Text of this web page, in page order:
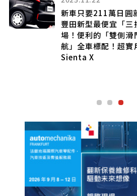
新車只要211萬日圓
豐田新型最便宜「
場！便利的「雙側
航」全車標配！超
Sienta X